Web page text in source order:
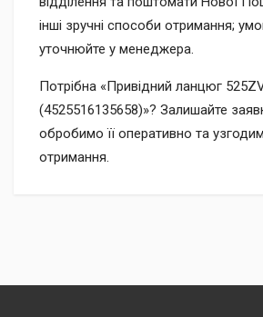
інші зручні способи отримання;
уточнюйте у менеджера.
Потрібна «Привідний ланцюг
(4525516135658)»? Залишайте
обробимо її оперативно та
отримання.